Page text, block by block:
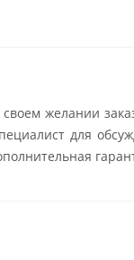
желании
для